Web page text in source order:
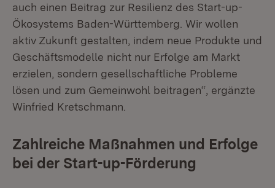
auch einen Beitrag zur Resilienz des Start-up-
Ökosystems Baden-Württemberg. Wir wollen
aktiv Zukunft gestalten, indem neue Produkte und
Geschäftsmodelle nicht nur Erfolge am Markt
erzielen, sondern gesellschaftliche Probleme
lösen und zum Gemeinwohl beitragen“, ergänzte
Winfried Kretschmann.
Zahlreiche Maßnahmen und Erfolge
bei der Start-up-Förderung